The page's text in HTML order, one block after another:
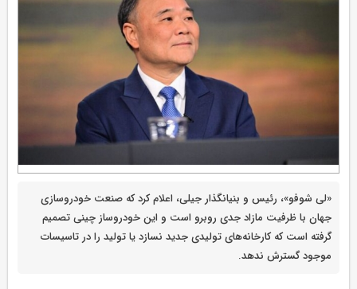
«لی شوفو»، رئیس و بنیانگذار جیلی، اعلام کرد که صنعت خودروسازی
جهان با ظرفیت مازاد جدی روبرو است و این خودروساز چینی تصمیم
گرفته است که کارخانه‌های تولیدی جدید نسازد یا تولید را در تاسیسات
موجود گسترش ندهد.